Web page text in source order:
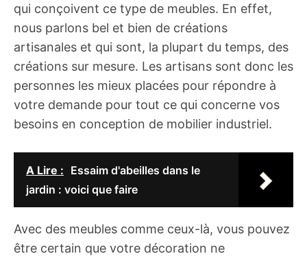
qui conçoivent ce type de meubles. En effet,
nous parlons bel et bien de créations
artisanales et qui sont, la plupart du temps, des
créations sur mesure. Les artisans sont donc les
personnes les mieux placées pour répondre à
votre demande pour tout ce qui concerne vos
besoins en conception de mobilier industriel.
A Lire : Essaim d'abeilles dans le
jardin : voici que faire
Avec des meubles comme ceux-là, vous pouvez
être certain que votre décoration ne